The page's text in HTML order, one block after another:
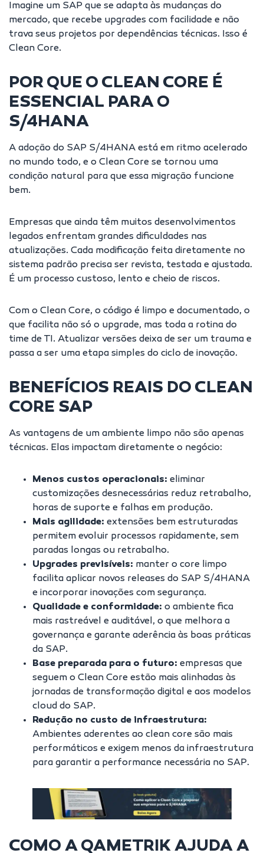
Imagine um SAP que se adapta às mudanças do
mercado, que recebe upgrades com facilidade e não
trava seus projetos por dependências técnicas. Isso é
Clean Core.
POR QUE O CLEAN CORE É
ESSENCIAL PARA O
S/4HANA
A adoção do SAP S/4HANA está em ritmo acelerado
no mundo todo, e o Clean Core se tornou uma
condição natural para que essa migração funcione
bem.
Empresas que ainda têm muitos desenvolvimentos
legados enfrentam grandes dificuldades nas
atualizações. Cada modificação feita diretamente no
sistema padrão precisa ser revista, testada e ajustada.
É um processo custoso, lento e cheio de riscos.
Com o Clean Core, o código é limpo e documentado, o
que facilita não só o upgrade, mas toda a rotina do
time de TI. Atualizar versões deixa de ser um trauma e
passa a ser uma etapa simples do ciclo de inovação.
BENEFÍCIOS REAIS DO CLEAN
CORE SAP
As vantagens de um ambiente limpo não são apenas
técnicas. Elas impactam diretamente o negócio:
Menos custos operacionais: eliminar
customizações desnecessárias reduz retrabalho,
horas de suporte e falhas em produção.
Mais agilidade: extensões bem estruturadas
permitem evoluir processos rapidamente, sem
paradas longas ou retrabalho.
Upgrades previsíveis: manter o core limpo
facilita aplicar novos releases do SAP S/4HANA
e incorporar inovações com segurança.
Qualidade e conformidade: o ambiente fica
mais rastreável e auditável, o que melhora a
governança e garante aderência às boas práticas
da SAP.
Base preparada para o futuro: empresas que
seguem o Clean Core estão mais alinhadas às
jornadas de transformação digital e aos modelos
cloud do SAP.
Redução no custo de infraestrutura:
Ambientes aderentes ao clean core são mais
performáticos e exigem menos da infraestrutura
para garantir a performance necessária no SAP.
COMO A QAMETRIK AJUDA A